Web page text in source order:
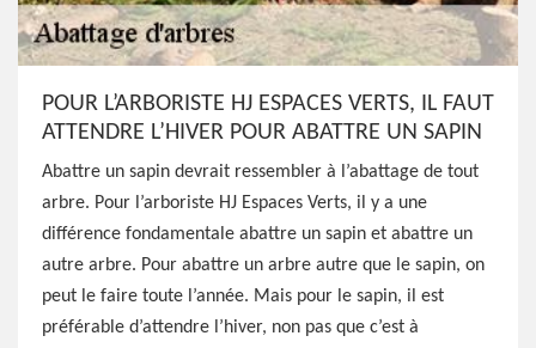
POUR L’ARBORISTE HJ ESPACES VERTS, IL FAUT
ATTENDRE L’HIVER POUR ABATTRE UN SAPIN
Abattre un sapin devrait ressembler à l’abattage de tout
arbre. Pour l’arboriste HJ Espaces Verts, il y a une
différence fondamentale abattre un sapin et abattre un
autre arbre. Pour abattre un arbre autre que le sapin, on
peut le faire toute l’année. Mais pour le sapin, il est
préférable d’attendre l’hiver, non pas que c’est à